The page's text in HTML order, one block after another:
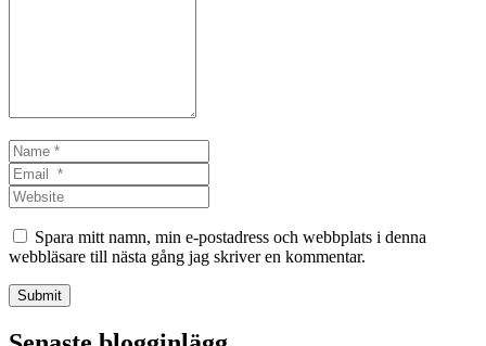
Name
*Email
*Website
Spara mitt namn, min e-postadress och webbplats i denna
webbläsare till nästa gång jag skriver en kommentar.
Submit